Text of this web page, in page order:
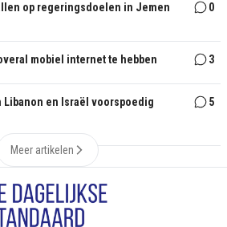
op regeringsdoelen in Jemen
0
mobiel internet te hebben 3
Libanon en Israël voorspoedig
5
Meer artikelen